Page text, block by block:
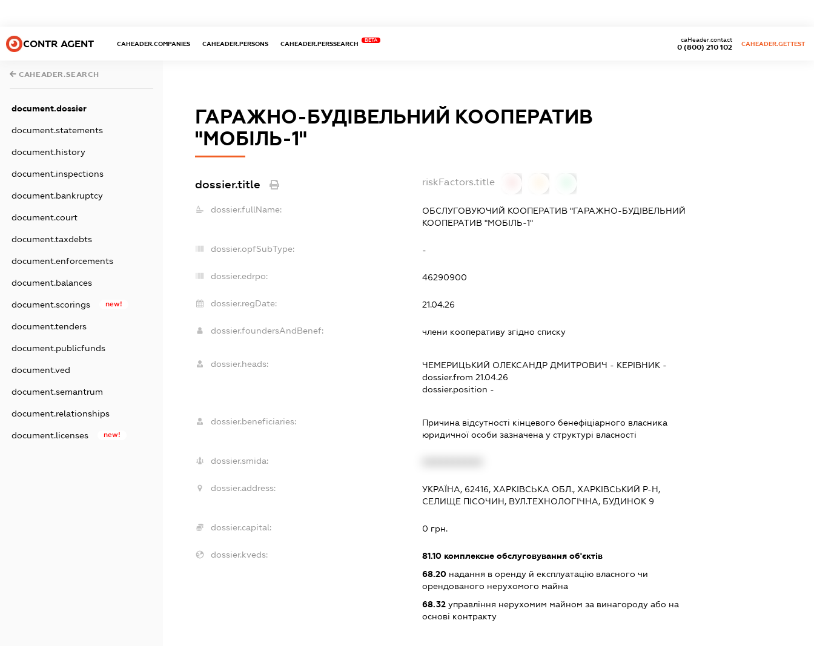
CONTR AGENT CAHEADER.COMPANIES CAHEADER.PERSONS CAHEADER.PERSSEARCH
BETA
0 (800) 210 102
caHeader.contact
CAHEADER.GETTEST
CAHEADER.SEARCH
document.dossier
document.statements
document.history
document.inspections
document.bankruptcy
document.court
document.taxdebts
document.enforcements
document.balances
document.scorings new!
document.tenders
document.publicfunds
document.ved
document.semantrum
document.relationships
document.licenses new!
ГАРАЖНО-БУДІВЕЛЬНИЙ КООПЕРАТИВ
"МОБІЛЬ-1"
dossier.title riskFactors.title
dossier.fullName:
ОБСЛУГОВУЮЧИЙ КООПЕРАТИВ "ГАРАЖНО-БУДІВЕЛЬНИЙ
КООПЕРАТИВ "МОБІЛЬ-1"
dossier.opfSubType: -
dossier.edrpo: 46290900
dossier.regDate: 21.04.26
dossier.foundersAndBenef: члени кооперативу згідно списку
dossier.heads: ЧЕМЕРИЦЬКИЙ ОЛЕКСАНДР ДМИТРОВИЧ - КЕРІВНИК -
dossier.from 21.04.26
dossier.position -
dossier.beneficiaries:
Причина відсутності кінцевого бенефіціарного власника
юридичної особи зазначена у структурі власності
dossier.smida:
dossier.address:
УКРАЇНА, 62416, ХАРКІВСЬКА ОБЛ., ХАРКІВСЬКИЙ Р-Н,
СЕЛИЩЕ ПІСОЧИН, ВУЛ.ТЕХНОЛОГІЧНА, БУДИНОК 9
dossier.capital: 0 грн.
dossier.kveds: 81.10 комплексне обслуговування об'єктів
68.20 надання в оренду й експлуатацію власного чи
орендованого нерухомого майна
68.32 управління нерухомим майном за винагороду або на
основі контракту